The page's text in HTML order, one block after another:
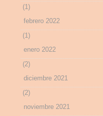
(1)
febrero 2022
(1)
enero 2022
(2)
diciembre 2021
(2)
noviembre 2021